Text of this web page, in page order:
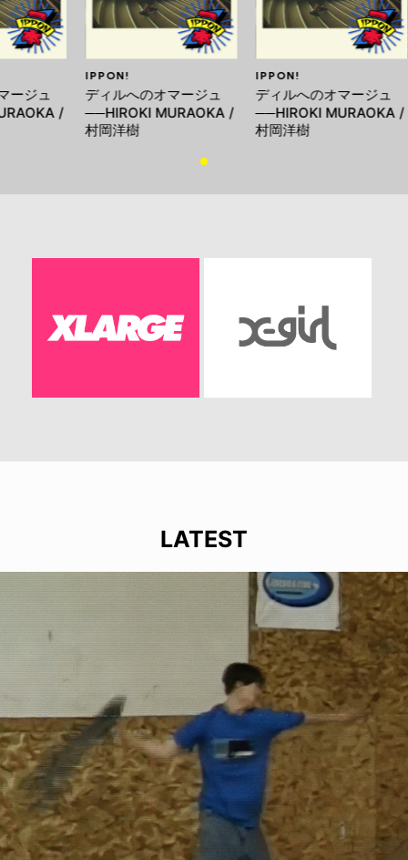
ージュ
/
IPPON!
ディルへのオマージュ
──HIROKI MURAOKA /
村岡洋樹
IPPON!
ディルへのオマージュ
──HIROKI MURAOKA /
村岡洋樹
LATEST